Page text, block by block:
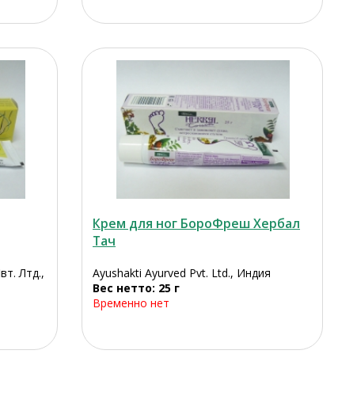
Лтд.,
Крем для ног БороФреш Хербал
Тач
Ayushakti Ayurved Pvt. Ltd., Индия
Вес нетто: 25 г
Временно нет